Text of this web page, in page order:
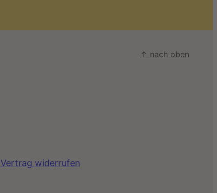
↑ nach oben
Vertrag widerrufen